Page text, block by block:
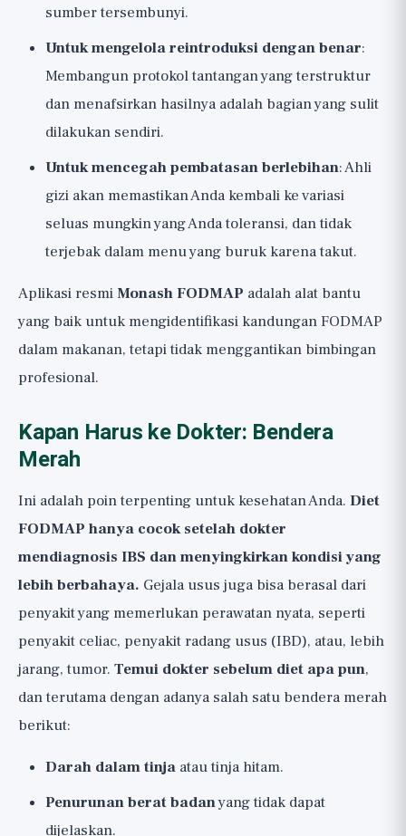
sumber tersembunyi.
Untuk mengelola reintroduksi dengan benar:
Membangun protokol tantangan yang terstruktur
dan menafsirkan hasilnya adalah bagian yang sulit
dilakukan sendiri.
Untuk mencegah pembatasan berlebihan: Ahli
gizi akan memastikan Anda kembali ke variasi
seluas mungkin yang Anda toleransi, dan tidak
terjebak dalam menu yang buruk karena takut.
Aplikasi resmi Monash FODMAP adalah alat bantu
yang baik untuk mengidentifikasi kandungan FODMAP
dalam makanan, tetapi tidak menggantikan bimbingan
profesional.
Kapan Harus ke Dokter: Bendera
Merah
Ini adalah poin terpenting untuk kesehatan Anda. Diet
FODMAP hanya cocok setelah dokter
mendiagnosis IBS dan menyingkirkan kondisi yang
lebih berbahaya. Gejala usus juga bisa berasal dari
penyakit yang memerlukan perawatan nyata, seperti
penyakit celiac, penyakit radang usus (IBD), atau, lebih
jarang, tumor. Temui dokter sebelum diet apa pun,
dan terutama dengan adanya salah satu bendera merah
berikut:
Darah dalam tinja atau tinja hitam.
Penurunan berat badanyang tidak dapat
dijelaskan.